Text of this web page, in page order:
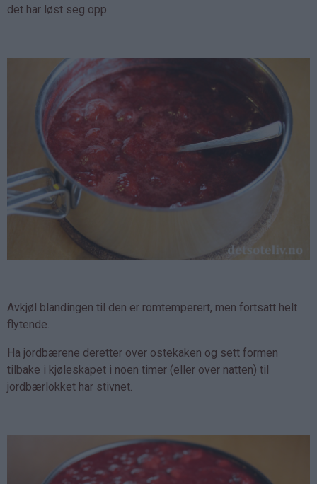
det har løst seg opp.
Avkjøl blandingen til den er romtemperert, men fortsatt helt
flytende.
Ha jordbærene deretter over ostekaken og sett formen
tilbake i kjøleskapet i noen timer (eller over natten) til
jordbærlokket har stivnet.